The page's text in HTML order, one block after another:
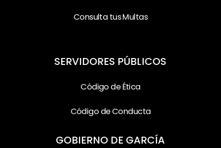
Consulta tus Multas
SERVIDORES PÚBLICOS
Código de Ética
Código de Conducta
GOBIERNO DE GARCÍA